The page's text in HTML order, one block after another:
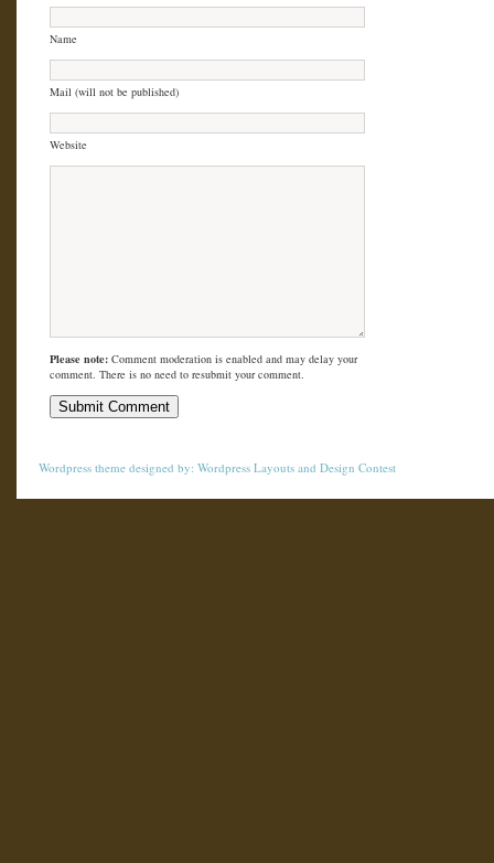
Name
Mail (will not be published)
Website
Please note: Comment moderation is enabled and may delay your
comment. There is no need to resubmit your comment.
Wordpress theme designed by: Wordpress Layouts and Design Contest